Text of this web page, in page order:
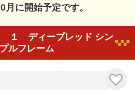
月に開始予定です。
１ ディープレッド シン
プルフレーム